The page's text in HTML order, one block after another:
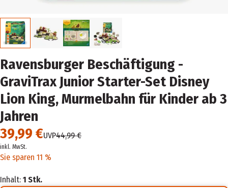
Ravensburger Beschäftigung -
GraviTrax Junior Starter-Set Disney
Lion King, Murmelbahn für Kinder ab 3
Jahren
39,99 €UVP44,99 €
inkl. MwSt.
Sie sparen 11 %
Inhalt: 1 Stk.